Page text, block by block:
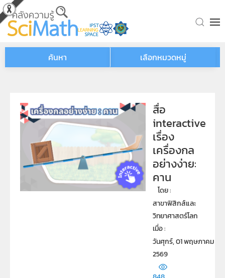
Skip to main content
ค้นหา เลือกหมวดหมู่
สื่อ
interactive
เรื่อง
เครื่องกล
อย่างง่าย:
คาน
โดย :
สาขาฟิสิกส์และ
วิทยาศาสตร์โลก
เมื่อ :
วันศุกร์, 01 พฤษภาคม
2569